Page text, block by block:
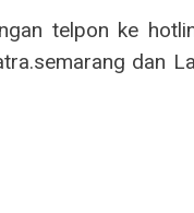
telpon ke
dan